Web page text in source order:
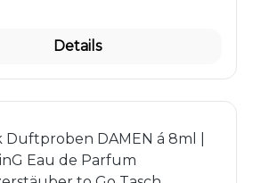
Details